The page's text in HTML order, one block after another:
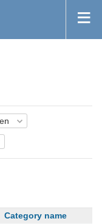
Category name